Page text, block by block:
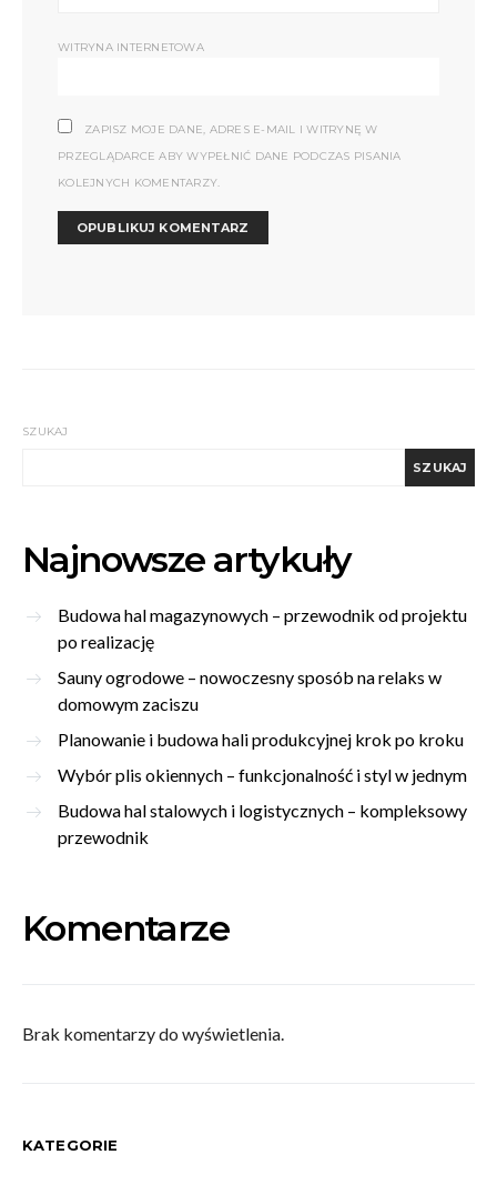
WITRYNA INTERNETOWA
ZAPISZ MOJE DANE, ADRES E-MAIL I WITRYNĘ W
PRZEGLĄDARCE ABY WYPEŁNIĆ DANE PODCZAS PISANIA
KOLEJNYCH KOMENTARZY.
SZUKAJ
SZUKAJ
Najnowsze artykuły
Budowa hal magazynowych – przewodnik od projektu
po realizację
Sauny ogrodowe – nowoczesny sposób na relaks w
domowym zaciszu
Planowanie i budowa hali produkcyjnej krok po kroku
Wybór plis okiennych – funkcjonalność i styl w jednym
Budowa hal stalowych i logistycznych – kompleksowy
przewodnik
Komentarze
Brak komentarzy do wyświetlenia.
KATEGORIE